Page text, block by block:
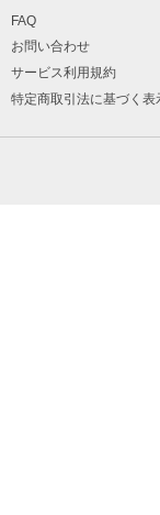
FAQ
お問い合わせ
サービス利用規約
特定商取引法に基づく表